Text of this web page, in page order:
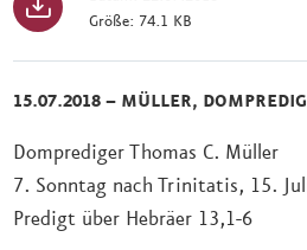
Größe: 74.1 KB
15.07.2018 – MÜLLER,
Domprediger Thomas C. Müller
7. Sonntag nach Trinitatis, 15.
Predigt über Hebräer 13,1-6